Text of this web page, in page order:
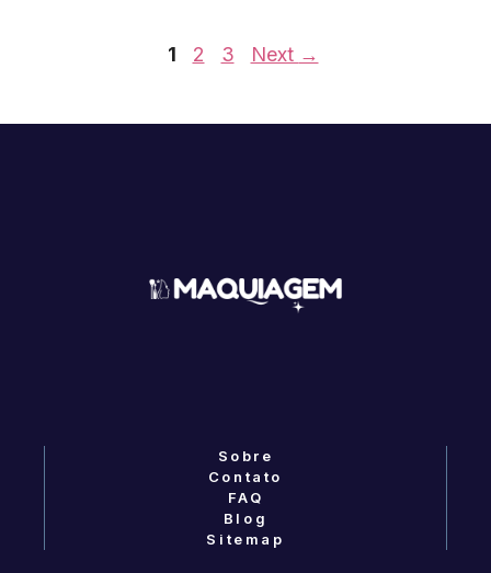
Page
1 Page
2 Page
3 Next →
Sobre
Contato
FAQ
Blog
Sitemap